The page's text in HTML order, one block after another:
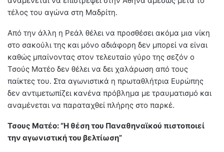
τέλος του αγώνα στη Μαδρίτη.
Από την άλλη η Ρεάλ θέλει να προσθέσει ακόμα μια νίκη
στο σακούλι της και μόνο αδιάφορη δεν μπορεί να είναι
καθώς μπαίνοντας στον τελευταίο γύρο της σεζόν ο
Τσούς Ματέο δεν θέλει να δει χαλάρωση από τους
παίκτες του. Στα αγωνιστικά η πρωταθλήτρια Ευρώπης
δεν αντιμετωπίζει κανένα πρόβλημα με τραυματισμό και
αναμένεται να παραταχθεί πλήρης στο παρκέ.
Τσους Ματέο: “Η θέση του Παναθηναϊκού πιστοποιεί
την αγωνιστική του βελτίωση”